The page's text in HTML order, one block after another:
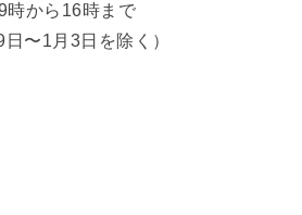
時から16時まで
〜1月3日を除く）